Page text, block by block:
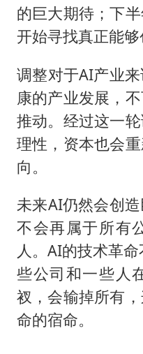
的巨大期待；下
开始寻找真正能够
调整对于AI产业
康的产业发展，
推动。经过这一
理性，资本也会
向。
未来AI仍然会创
不会再属于所有
人。AI的技术革
些公司和一些人
衩，会输掉所有
命的宿命。